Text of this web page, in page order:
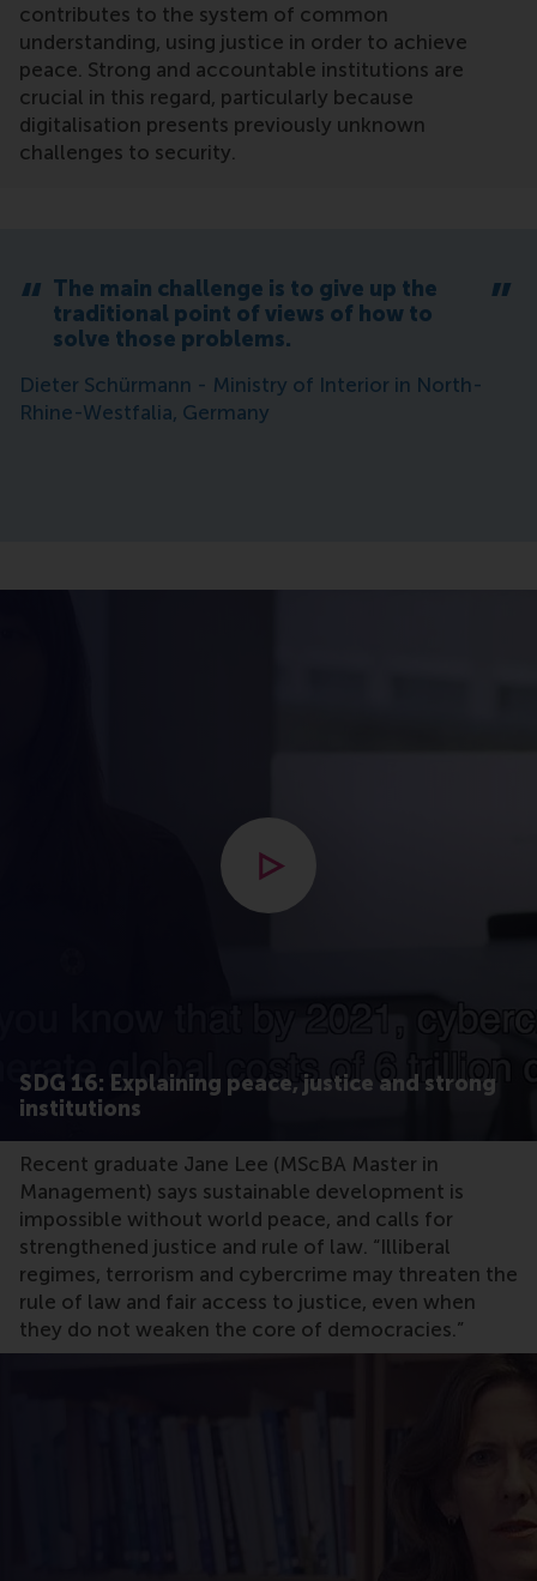
contributes to the system of common
understanding, using justice in order to achieve
peace. Strong and accountable institutions are
crucial in this regard, particularly because
digitalisation presents previously unknown
challenges to security.
The main challenge is to give up the
traditional point of views of how to
solve those problems.
Dieter Schürmann - Ministry of Interior in North-
Rhine-Westfalia, Germany
SDG 16: Explaining peace, justice and strong
institutions
Open popup met video
Recent graduate Jane Lee (MScBA Master in
Management) says sustainable development is
impossible without world peace, and calls for
strengthened justice and rule of law. “Illiberal
regimes, terrorism and cybercrime may threaten the
rule of law and fair access to justice, even when
they do not weaken the core of democracies.”